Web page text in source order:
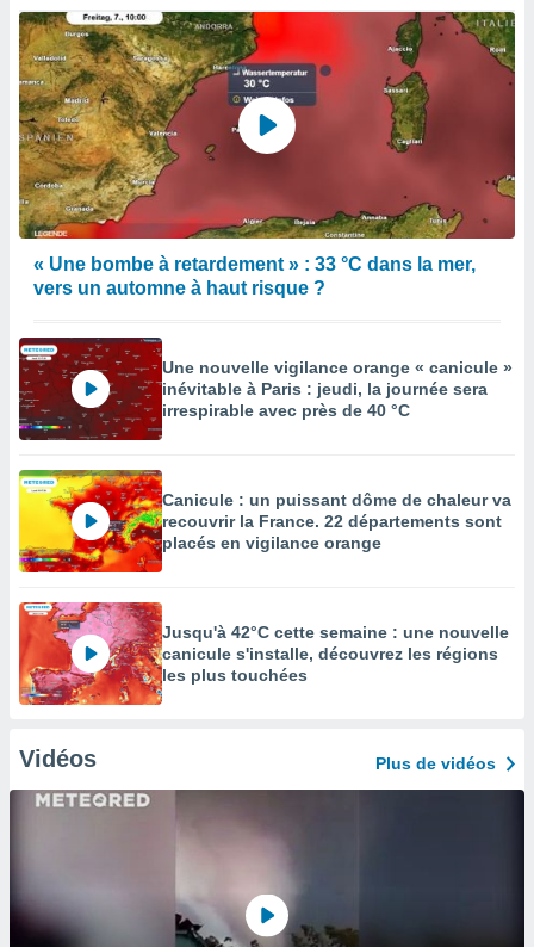
« Une bombe à retardement » : 33 °C dans la mer,
vers un automne à haut risque ?
Une nouvelle vigilance orange « canicule »
inévitable à Paris : jeudi, la journée sera
irrespirable avec près de 40 °C
Canicule : un puissant dôme de chaleur va
recouvrir la France. 22 départements sont
placés en vigilance orange
Jusqu'à 42°C cette semaine : une nouvelle
canicule s'installe, découvrez les régions
les plus touchées
Vidéos Plus de vidéos